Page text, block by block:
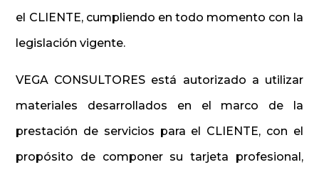
el CLIENTE, cumpliendo en todo momento con la
legislación vigente.
VEGA CONSULTORES está autorizado a utilizar
materiales desarrollados en el marco de la
prestación de servicios para el CLIENTE, con el
propósito de componer su tarjeta profesional,